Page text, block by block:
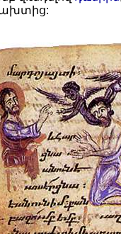
ախտից: